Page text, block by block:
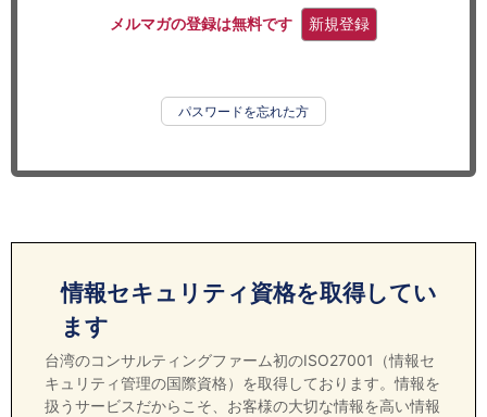
メルマガの登録は無料です 新規登録
パスワードを忘れた方
情報セキュリティ資格を取得してい
ます
台湾のコンサルティングファーム初のISO27001（情報セ
キュリティ管理の国際資格）を取得しております。情報を
扱うサービスだからこそ、お客様の大切な情報を高い情報